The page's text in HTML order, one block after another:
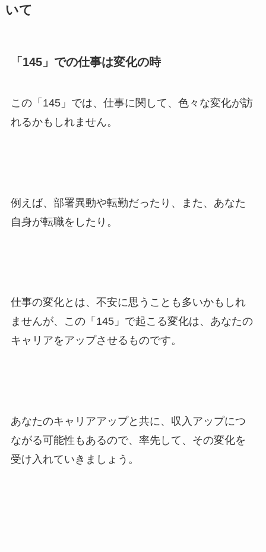
いて
「145」での仕事は変化の時
この「145」では、仕事に関して、色々な変化が訪
れるかもしれません。
例えば、部署異動や転勤だったり、また、あなた
自身が転職をしたり。
仕事の変化とは、不安に思うことも多いかもしれ
ませんが、この「145」で起こる変化は、あなたの
キャリアをアップさせるものです。
あなたのキャリアアップと共に、収入アップにつ
ながる可能性もあるので、率先して、その変化を
受け入れていきましょう。